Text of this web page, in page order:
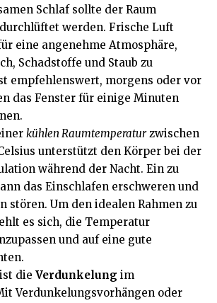
Schlaf sollte der Raum
werden. Frische Luft
eine angenehme Atmosphäre,
Schadstoffe und Staub zu
empfehlenswert, morgens oder vor
das Fenster für einige Minuten
kühlen Raumtemperaturzwischen
unterstützt den Körper bei der
während der Nacht. Ein zu
das Einschlafen erschweren und
stören. Um den idealen Rahmen zu
es sich, die Temperatur
und auf eine gute
die Verdunkelung im
Verdunkelungsvorhängen oder